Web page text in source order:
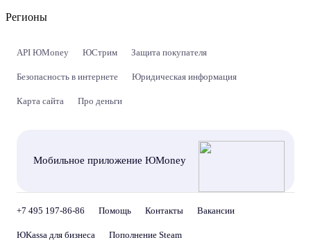
Регионы
API ЮMoney ЮСтрим Защита покупателя
Безопасность в интернете Юридическая информация
Карта сайта Про деньги
Мобильное приложение ЮMoney
+7 495 197-86-86 Помощь Контакты Вакансии
ЮKassa для бизнеса Пополнение Steam